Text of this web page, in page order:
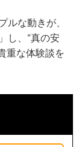
ルな動きが、
し、“真の安
重な体験談を